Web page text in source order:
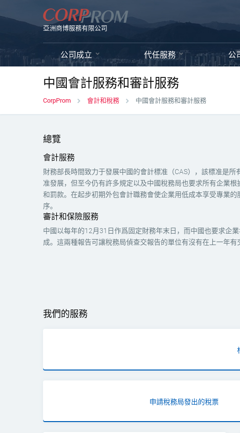
亞洲商博服務有限公司
公司成立 代任服務 公
中國會計服務和審計服務
CorpProm 會計和稅務 中國會計服務和審計服務
總覽
會計服務
財務部長時間致力于發展中國的會計標准（CAS），該標准是
准發展，但至今仍有許多規定以及中國稅務局也要求所有企業
和罰款。在起步初期外包會計職務會使企業用低成本享受專業
序。
審計和保險服務
中國以每年的12月31日作爲固定財務年末日，而中國也要求企
成。這兩種報告可讓稅務局偵查交報告的單位有沒有在上一年有
我們的服務
申請稅務局發出的稅票